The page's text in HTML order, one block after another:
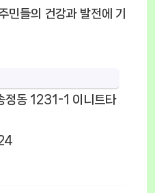
민들의 건강과 발전에 기
정동 1231-1 이니트타